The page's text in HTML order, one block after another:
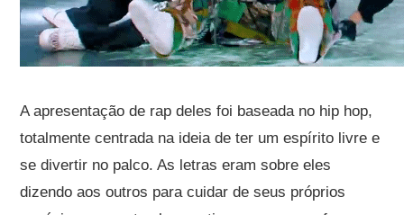
A apresentação de rap deles foi baseada no hip hop,
totalmente centrada na ideia de ter um espírito livre e
se divertir no palco. As letras eram sobre eles
dizendo aos outros para cuidar de seus próprios